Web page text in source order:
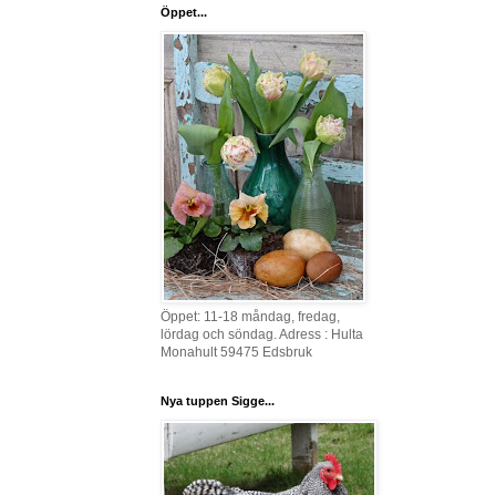
Öppet...
Öppet: 11-18 måndag, fredag,
lördag och söndag. Adress : Hulta
Monahult 59475 Edsbruk
Nya tuppen Sigge...